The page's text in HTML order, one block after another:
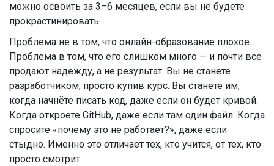
можно освоить за 3–6 месяцев, если вы не будете
прокрастинировать.
Проблема не в том, что онлайн-образование плохое.
Проблема в том, что его слишком много — и почти все
продают надежду, а не результат. Вы не станете
разработчиком, просто купив курс. Вы станете им,
когда начнёте писать код, даже если он будет кривой.
Когда откроете GitHub, даже если там один файл. Когда
спросите «почему это не работает?», даже если
стыдно. Именно это отличает тех, кто учится, от тех, кто
просто смотрит.